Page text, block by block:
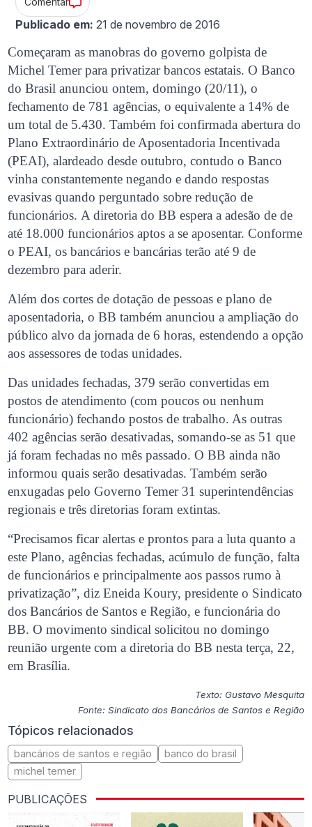
Publicado em: 21 de novembro de 2016
Começaram as manobras do governo golpista de
Michel Temer para privatizar bancos estatais. O Banco
do Brasil anunciou ontem, domingo (20/11), o
fechamento de 781 agências, o equivalente a 14% de
um total de 5.430. Também foi confirmada abertura do
Plano Extraordinário de Aposentadoria Incentivada
(PEAI), alardeado desde outubro, contudo o Banco
vinha constantemente negando e dando respostas
evasivas quando perguntado sobre redução de
funcionários. A diretoria do BB espera a adesão de de
até 18.000 funcionários aptos a se aposentar. Conforme
o PEAI, os bancários e bancárias terão até 9 de
dezembro para aderir.
Além dos cortes de dotação de pessoas e plano de
aposentadoria, o BB também anunciou a ampliação do
público alvo da jornada de 6 horas, estendendo a opção
aos assessores de todas unidades.
Das unidades fechadas, 379 serão convertidas em
postos de atendimento (com poucos ou nenhum
funcionário) fechando postos de trabalho. As outras
402 agências serão desativadas, somando-se as 51 que
já foram fechadas no mês passado. O BB ainda não
informou quais serão desativadas. Também serão
enxugadas pelo Governo Temer 31 superintendências
regionais e três diretorias foram extintas.
“Precisamos ficar alertas e prontos para a luta quanto a
este Plano, agências fechadas, acúmulo de função, falta
de funcionários e principalmente aos passos rumo à
privatização”, diz Eneida Koury, presidente o Sindicato
dos Bancários de Santos e Região, e funcionária do
BB. O movimento sindical solicitou no domingo
reunião urgente com a diretoria do BB nesta terça, 22,
em Brasília.
Texto: Gustavo Mesquita
Fonte: Sindicato dos Bancários de Santos e Região
Tópicos relacionados
bancários de santos e região
banco do brasil
michel temer
PUBLICAÇÕES